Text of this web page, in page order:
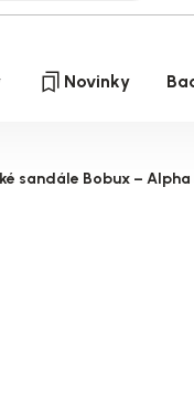
Novinky
sandále Bobux –